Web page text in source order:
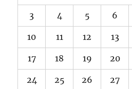
3 4 5 6
10 11 12 13
17 18 19 20
24 25 26 27